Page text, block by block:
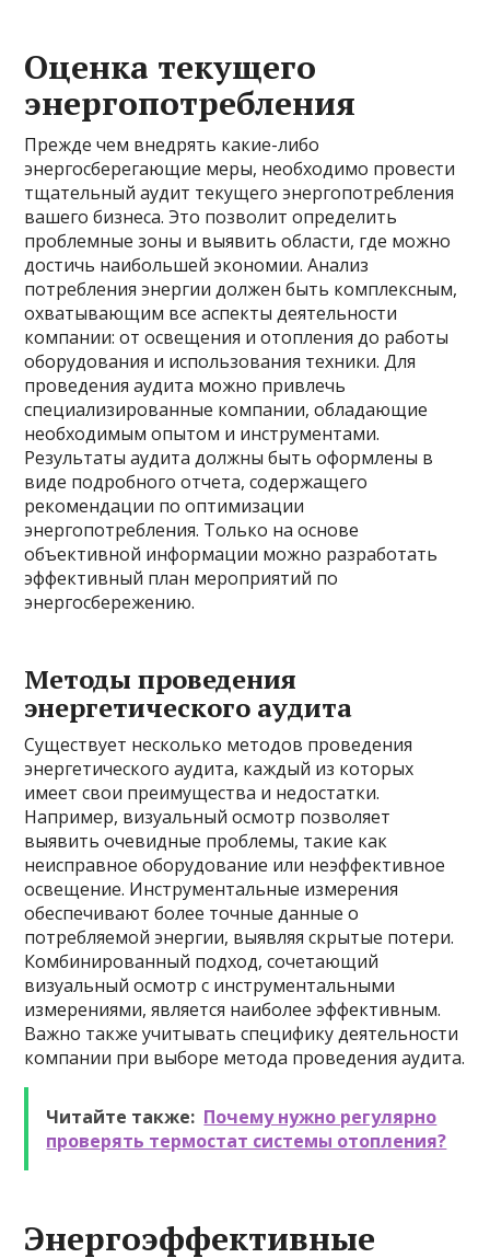
Оценка текущего
энергопотребления
Прежде чем внедрять какие-либо
энергосберегающие меры, необходимо провести
тщательный аудит текущего энергопотребления
вашего бизнеса. Это позволит определить
проблемные зоны и выявить области, где можно
достичь наибольшей экономии. Анализ
потребления энергии должен быть комплексным,
охватывающим все аспекты деятельности
компании: от освещения и отопления до работы
оборудования и использования техники. Для
проведения аудита можно привлечь
специализированные компании, обладающие
необходимым опытом и инструментами.
Результаты аудита должны быть оформлены в
виде подробного отчета, содержащего
рекомендации по оптимизации
энергопотребления. Только на основе
объективной информации можно разработать
эффективный план мероприятий по
энергосбережению.
Методы проведения
энергетического аудита
Существует несколько методов проведения
энергетического аудита, каждый из которых
имеет свои преимущества и недостатки.
Например, визуальный осмотр позволяет
выявить очевидные проблемы, такие как
неисправное оборудование или неэффективное
освещение. Инструментальные измерения
обеспечивают более точные данные о
потребляемой энергии, выявляя скрытые потери.
Комбинированный подход, сочетающий
визуальный осмотр с инструментальными
измерениями, является наиболее эффективным.
Важно также учитывать специфику деятельности
компании при выборе метода проведения аудита.
Читайте также: Почему нужно регулярно
проверять термостат системы отопления?
Энергоэффективные